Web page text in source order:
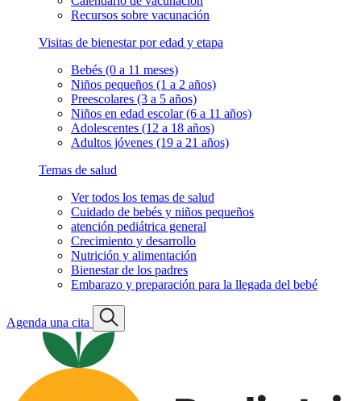
Recursos sobre vacunación
Visitas de bienestar por edad y etapa
Bebés (0 a 11 meses)
Niños pequeños (1 a 2 años)
Preescolares (3 a 5 años)
Niños en edad escolar (6 a 11 años)
Adolescentes (12 a 18 años)
Adultos jóvenes (19 a 21 años)
Temas de salud
Ver todos los temas de salud
Cuidado de bebés y niños pequeños
atención pediátrica general
Crecimiento y desarrollo
Nutrición y alimentación
Bienestar de los padres
Embarazo y preparación para la llegada del bebé
Agenda una cita